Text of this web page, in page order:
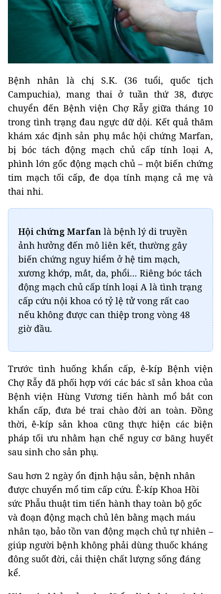
Bệnh nhân là chị S.K. (36 tuổi, quốc tịch
Campuchia), mang thai ở tuần thứ 38, được
chuyển đến Bệnh viện Chợ Rẫy giữa tháng 10
trong tình trạng đau ngực dữ dội. Kết quả thăm
khám xác định sản phụ mắc hội chứng Marfan,
bị bóc tách động mạch chủ cấp tính loại A,
phình lớn gốc động mạch chủ – một biến chứng
tim mạch tối cấp, đe dọa tính mạng cả mẹ và
thai nhi.
Hội chứng Marfan là bệnh lý di truyền
ảnh hưởng đến mô liên kết, thường gây
biến chứng nguy hiểm ở hệ tim mạch,
xương khớp, mắt, da, phổi... Riêng bóc tách
động mạch chủ cấp tính loại A là tình trạng
cấp cứu nội khoa có tỷ lệ tử vong rất cao
nếu không được can thiệp trong vòng 48
giờ đầu.
Trước tình huống khẩn cấp, ê-kíp Bệnh viện
Chợ Rẫy đã phối hợp với các bác sĩ sản khoa của
Bệnh viện Hùng Vương tiến hành mổ bắt con
khẩn cấp, đưa bé trai chào đời an toàn. Đồng
thời, ê-kíp sản khoa cũng thực hiện các biện
pháp tối ưu nhằm hạn chế nguy cơ băng huyết
sau sinh cho sản phụ.
Sau hơn 2 ngày ổn định hậu sản, bệnh nhân
được chuyển mổ tim cấp cứu. Ê-kíp Khoa Hồi
sức Phẫu thuật tim tiến hành thay toàn bộ gốc
và đoạn động mạch chủ lên bằng mạch máu
nhân tạo, bảo tồn van động mạch chủ tự nhiên –
giúp người bệnh không phải dùng thuốc kháng
đông suốt đời, cải thiện chất lượng sống đáng
kể.